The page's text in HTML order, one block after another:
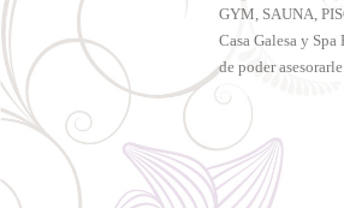
GYM, SAUNA,
Casa Galesa y
de poder